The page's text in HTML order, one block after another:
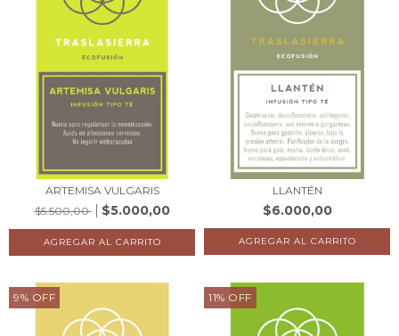
ARTEMISA VULGARIS
$5.500,00
$5.000,00
LLANTÉN
$6.000,00
9% OFF 11% OFF